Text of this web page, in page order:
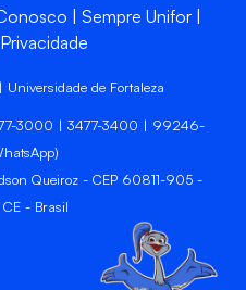
Sempre Unifor
de Fortaleza
3000 | 3477-3400 | 99246-
Queiroz - CEP 60811-905 -
- Brasil